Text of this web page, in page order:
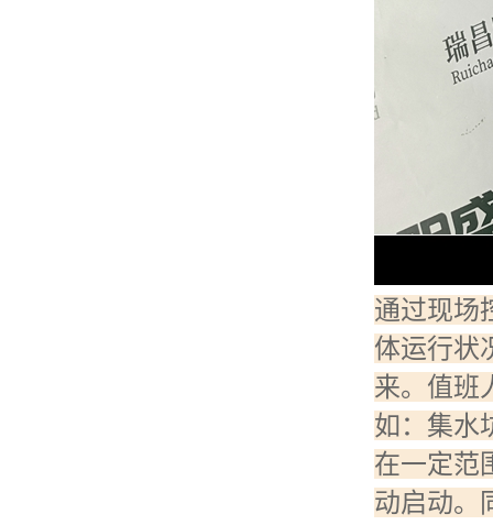
通过现场
体运行状
来。值班
如：集水
在一定范
动启动。